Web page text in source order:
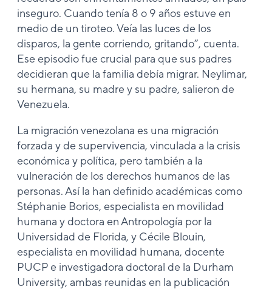
inseguro. Cuando tenía 8 o 9 años estuve en
medio de un tiroteo. Veía las luces de los
disparos, la gente corriendo, gritando”, cuenta.
Ese episodio fue crucial para que sus padres
decidieran que la familia debía migrar. Neylimar,
su hermana, su madre y su padre, salieron de
Venezuela.
La migración venezolana es una migración
forzada y de supervivencia, vinculada a la crisis
económica y política, pero también a la
vulneración de los derechos humanos de las
personas. Así la han definido académicas como
Stéphanie Borios, especialista en movilidad
humana y doctora en Antropología por la
Universidad de Florida, y Cécile Blouin,
especialista en movilidad humana, docente
PUCP e investigadora doctoral de la Durham
University, ambas reunidas en la publicación